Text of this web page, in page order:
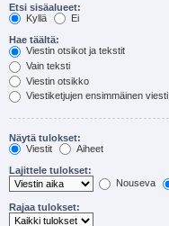
Etsi sisäalueet:
Kyllä
Ei
Hae täältä:
Viestin otsikot ja tekstit
Vain teksti
Viestin otsikko
Viestiketjujen ensimmäinen viesti
Näytä tulokset:
Viestit
Aiheet
Lajittele tulokset:
Nouseva
Rajaa tulokset: